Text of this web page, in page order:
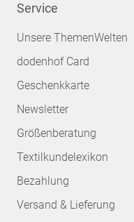
Service
Unsere ThemenWelten
dodenhof Card
Geschenkkarte
Newsletter
Größenberatung
Textilkundelexikon
Bezahlung
Versand & Lieferung